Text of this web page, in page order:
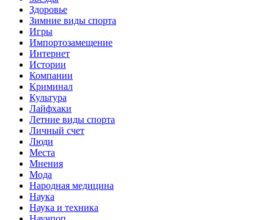
Здоровье
Зимние виды спорта
Игры
Импортозамещение
Интернет
Истории
Компании
Криминал
Культура
Лайфхаки
Летние виды спорта
Личный счет
Люди
Места
Мнения
Мода
Народная медицина
Наука
Наука и техника